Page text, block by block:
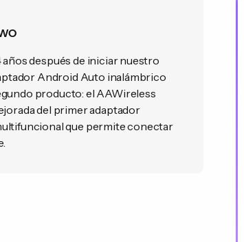
después de iniciar nuestro
Android Auto inalámbrico
producto: el AAWireless
del primer adaptador
que permite conectar